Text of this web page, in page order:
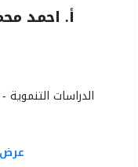
أ. احمد
الدراسات التنموية